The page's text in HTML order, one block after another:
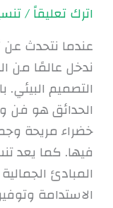
اترك تعليقاً/
عندما نتحدث عن
ندخل عالمًا من
التصميم
الحدائق هو
خضراء مريحة
فيها. كما يعد
المبادئ
الاستدامة